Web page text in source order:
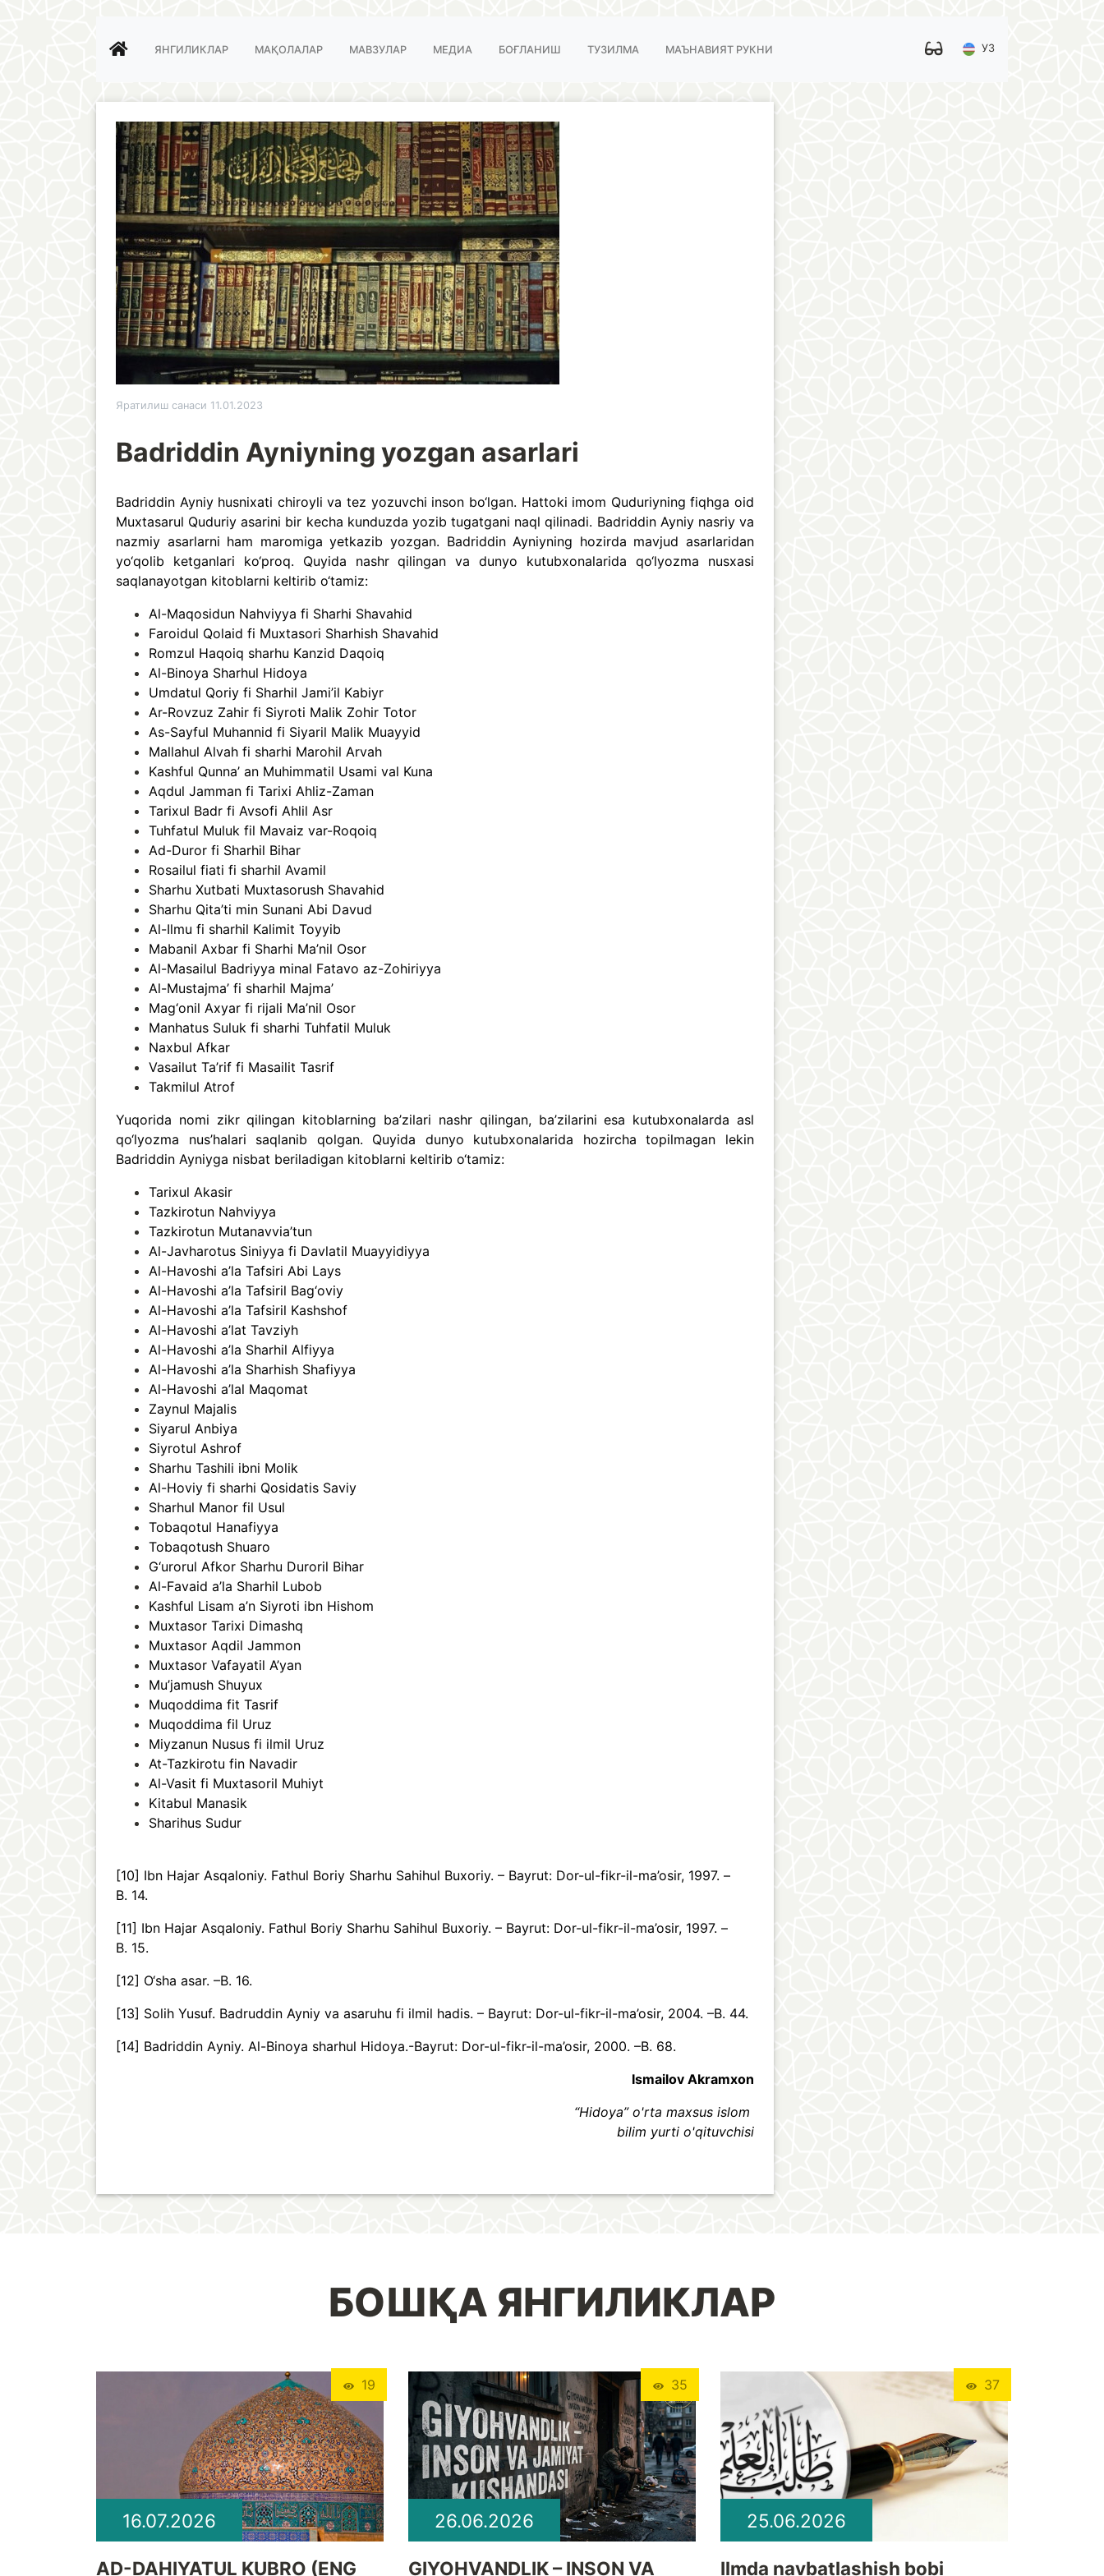
УЗ
ЯНГИЛИКЛАР МАҚОЛАЛАР МАВЗУЛАР МЕДИА БОҒЛАНИШ ТУЗИЛМА МАЪНАВИЯТ РУКНИ
Яратилиш санаси 11.01.2023
Badriddin Ayniyning yozgan asarlari
Badriddin Ayniy husnixati chiroyli va tez yozuvchi inson bo‘lgan. Hattoki imom Quduriyning fiqhga oid
Muxtasarul Quduriy asarini bir kecha kunduzda yozib tugatgani naql qilinadi. Badriddin Ayniy nasriy va
nazmiy asarlarni ham maromiga yetkazib yozgan. Badriddin Ayniyning hozirda mavjud asarlaridan
yo‘qolib ketganlari ko‘proq. Quyida nashr qilingan va dunyo kutubxonalarida qo‘lyozma nusxasi
saqlanayotgan kitoblarni keltirib o‘tamiz:
Al-Maqosidun Nahviyya fi Sharhi Shavahid
Faroidul Qolaid fi Muxtasori Sharhish Shavahid
Romzul Haqoiq sharhu Kanzid Daqoiq
Al-Binoya Sharhul Hidoya
Umdatul Qoriy fi Sharhil Jami’il Kabiyr
Ar-Rovzuz Zahir fi Siyroti Malik Zohir Totor
As-Sayful Muhannid fi Siyaril Malik Muayyid
Mallahul Alvah fi sharhi Marohil Arvah
Kashful Qunna’ an Muhimmatil Usami val Kuna
Aqdul Jamman fi Tarixi Ahliz-Zaman
Tarixul Badr fi Avsofi Ahlil Asr
Tuhfatul Muluk fil Mavaiz var-Roqoiq
Ad-Duror fi Sharhil Bihar
Rosailul fiati fi sharhil Avamil
Sharhu Xutbati Muxtasorush Shavahid
Sharhu Qita’ti min Sunani Abi Davud
Al-Ilmu fi sharhil Kalimit Toyyib
Mabanil Axbar fi Sharhi Ma’nil Osor
Al-Masailul Badriyya minal Fatavo az-Zohiriyya
Al-Mustajma’ fi sharhil Majma’
Mag‘onil Axyar fi rijali Ma’nil Osor
Manhatus Suluk fi sharhi Tuhfatil Muluk
Naxbul Afkar
Vasailut Ta’rif fi Masailit Tasrif
Takmilul Atrof
Yuqorida nomi zikr qilingan kitoblarning ba’zilari nashr qilingan, ba’zilarini esa kutubxonalarda asl
qo‘lyozma nus’halari saqlanib qolgan. Quyida dunyo kutubxonalarida hozircha topilmagan lekin
Badriddin Ayniyga nisbat beriladigan kitoblarni keltirib o‘tamiz:
Tarixul Akasir
Tazkirotun Nahviyya
Tazkirotun Mutanavvia’tun
Al-Javharotus Siniyya fi Davlatil Muayyidiyya
Al-Havoshi a’la Tafsiri Abi Lays
Al-Havoshi a’la Tafsiril Bag‘oviy
Al-Havoshi a’la Tafsiril Kashshof
Al-Havoshi a’lat Tavziyh
Al-Havoshi a’la Sharhil Alfiyya
Al-Havoshi a’la Sharhish Shafiyya
Al-Havoshi a’lal Maqomat
Zaynul Majalis
Siyarul Anbiya
Siyrotul Ashrof
Sharhu Tashili ibni Molik
Al-Hoviy fi sharhi Qosidatis Saviy
Sharhul Manor fil Usul
Tobaqotul Hanafiyya
Tobaqotush Shuaro
G‘urorul Afkor Sharhu Duroril Bihar
Al-Favaid a’la Sharhil Lubob
Kashful Lisam a’n Siyroti ibn Hishom
Muxtasor Tarixi Dimashq
Muxtasor Aqdil Jammon
Muxtasor Vafayatil A’yan
Mu’jamush Shuyux
Muqoddima fit Tasrif
Muqoddima fil Uruz
Miyzanun Nusus fi ilmil Uruz
At-Tazkirotu fin Navadir
Al-Vasit fi Muxtasoril Muhiyt
Kitabul Manasik
Sharihus Sudur
[10] Ibn Hajar Asqaloniy. Fathul Boriy Sharhu Sahihul Buxoriy. – Bayrut: Dor-ul-fikr-il-ma’osir, 1997. –
B. 14.
[11] Ibn Hajar Asqaloniy. Fathul Boriy Sharhu Sahihul Buxoriy. – Bayrut: Dor-ul-fikr-il-ma’osir, 1997. –
B. 15.
[12] O‘sha asar. –B. 16.
[13] Solih Yusuf. Badruddin Ayniy va asaruhu fi ilmil hadis. – Bayrut: Dor-ul-fikr-il-ma’osir, 2004. –B. 44.
[14] Badriddin Аyniy. Аl-Binoya sharhul Hidoya.-Bayrut: Dor-ul-fikr-il-ma’osir, 2000. –B. 68.
Ismailov Akramxon
“Hidoya” o'rta maxsus islom
bilim yurti o'qituvchisi
БОШҚА ЯНГИЛИКЛАР
19
16.07.2026
​AD-DAHIYATUL KUBRO (ENG
35
26.06.2026
GIYOHVANDLIK – INSON VA
37
25.06.2026
Ilmda navbatlashish bobi